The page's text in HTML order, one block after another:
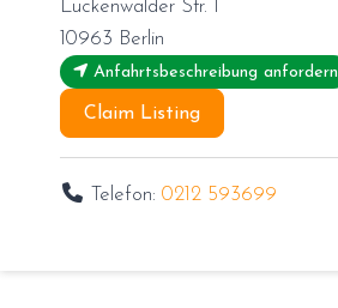
Luckenwalder Str. 1
10963 Berlin
Anfahrtsbeschreibung anfordern
Claim Listing
Telefon:0212 593699